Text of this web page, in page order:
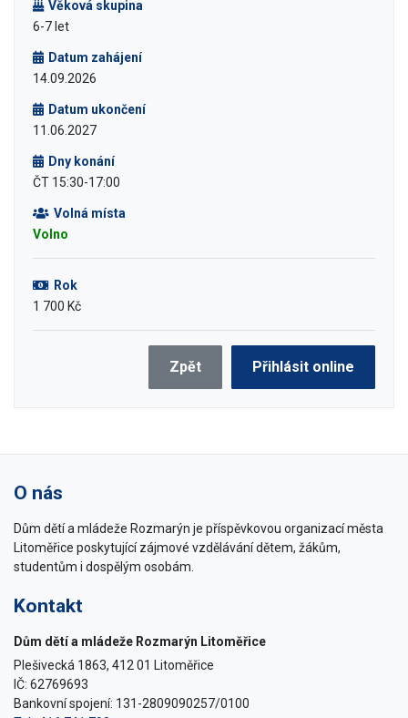
Věková skupina
6-7 let
Datum zahájení
14.09.2026
Datum ukončení
11.06.2027
Dny konání
ČT 15:30-17:00
Volná místa
Volno
Rok
1 700 Kč
Přihlásit online
Zpět
O nás
Dům dětí a mládeže Rozmarýn je příspěvkovou organizací města
Litoměřice poskytující zájmové vzdělávání dětem, žákům,
studentům i dospělým osobám.
Kontakt
Dům dětí a mládeže Rozmarýn Litoměřice
Plešivecká 1863, 412 01 Litoměřice
IČ: 62769693
Bankovní spojení: 131-2809090257/0100